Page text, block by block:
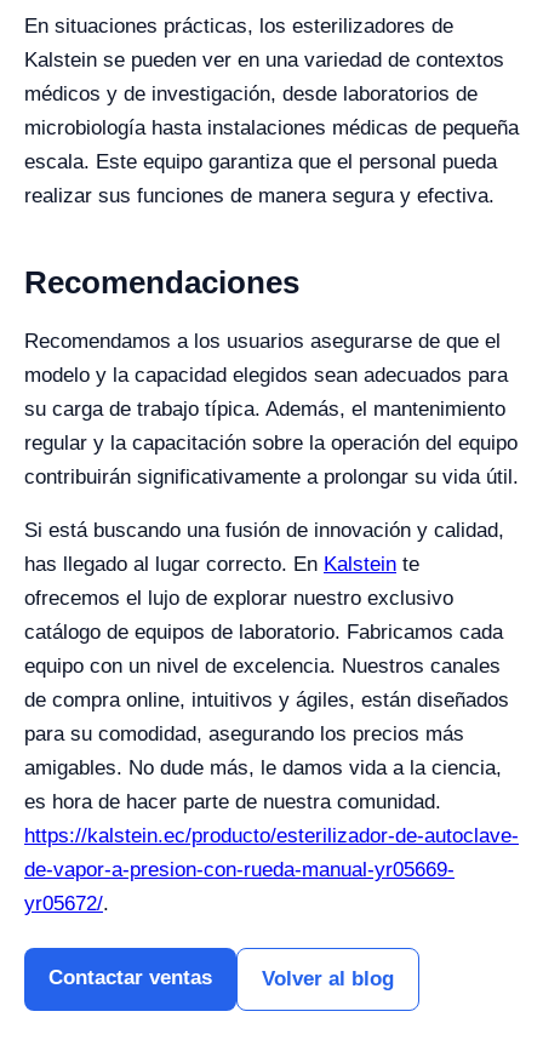
En situaciones prácticas, los esterilizadores de
Kalstein se pueden ver en una variedad de contextos
médicos y de investigación, desde laboratorios de
microbiología hasta instalaciones médicas de pequeña
escala. Este equipo garantiza que el personal pueda
realizar sus funciones de manera segura y efectiva.
Recomendaciones
Recomendamos a los usuarios asegurarse de que el
modelo y la capacidad elegidos sean adecuados para
su carga de trabajo típica. Además, el mantenimiento
regular y la capacitación sobre la operación del equipo
contribuirán significativamente a prolongar su vida útil.
Si está buscando una fusión de innovación y calidad,
has llegado al lugar correcto. En Kalstein te
ofrecemos el lujo de explorar nuestro exclusivo
catálogo de equipos de laboratorio. Fabricamos cada
equipo con un nivel de excelencia. Nuestros canales
de compra online, intuitivos y ágiles, están diseñados
para su comodidad, asegurando los precios más
amigables. No dude más, le damos vida a la ciencia,
es hora de hacer parte de nuestra comunidad.
https://kalstein.ec/producto/esterilizador-de-autoclave-
de-vapor-a-presion-con-rueda-manual-yr05669-
yr05672/.
Contactar ventas Volver al blog